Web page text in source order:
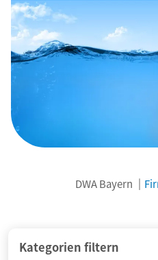
DWA Bayern
Kategorien filtern